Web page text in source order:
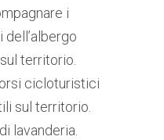
i
territorio.
cicloturistici
sul territorio.
lavanderia.